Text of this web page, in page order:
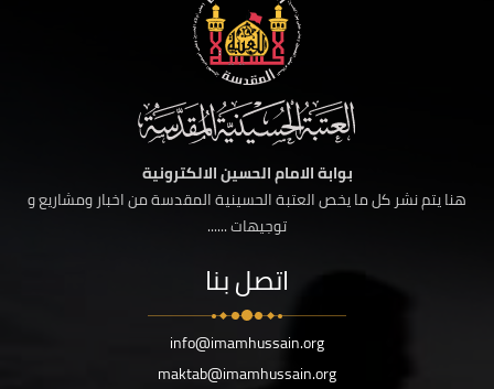
بوابة الامام الحسين الالكترونية
هنا يتم نشر كل ما يخص العتبة الحسينية المقدسة من اخبار ومشاريع و
توجيهات ......
اتصل بنا
info@imamhussain.org
maktab@imamhussain.org